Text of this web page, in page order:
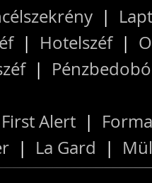
|
| Hotelszéf|
|
First Alert |
| La Gard |